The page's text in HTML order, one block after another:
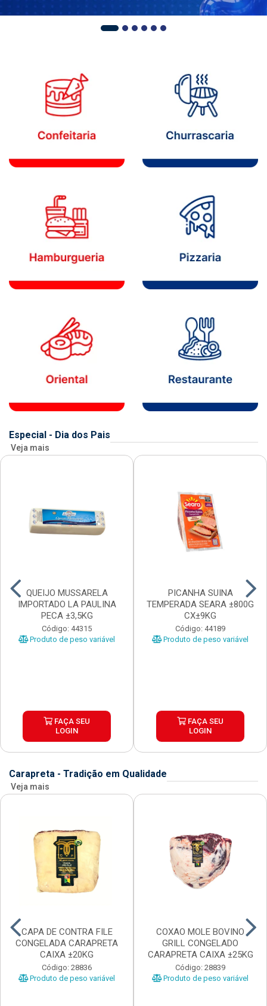
Especial - Dia dos Pais
Veja mais
QUEIJO MUSSARELA
IMPORTADO LA PAULINA
PECA ±3,5KG
Código: 44315
Produto de peso variável
FAÇA SEU
LOGIN
PICANHA SUINA
TEMPERADA SEARA ±800G
CX±9KG
Código: 44189
Produto de peso variável
FAÇA SEU
LOGIN
Carapreta - Tradição em Qualidade
Veja mais
CAPA DE CONTRA FILE
CONGELADA CARAPRETA
CAIXA ±20KG
Código: 28836
Produto de peso variável
COXAO MOLE BOVINO
GRILL CONGELADO
CARAPRETA CAIXA ±25KG
Código: 28839
Produto de peso variável